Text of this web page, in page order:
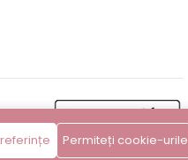
Permiteți cookie-urile